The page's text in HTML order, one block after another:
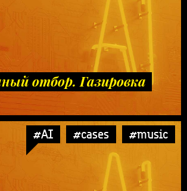
отбор. Газировка
#AI #cases #music